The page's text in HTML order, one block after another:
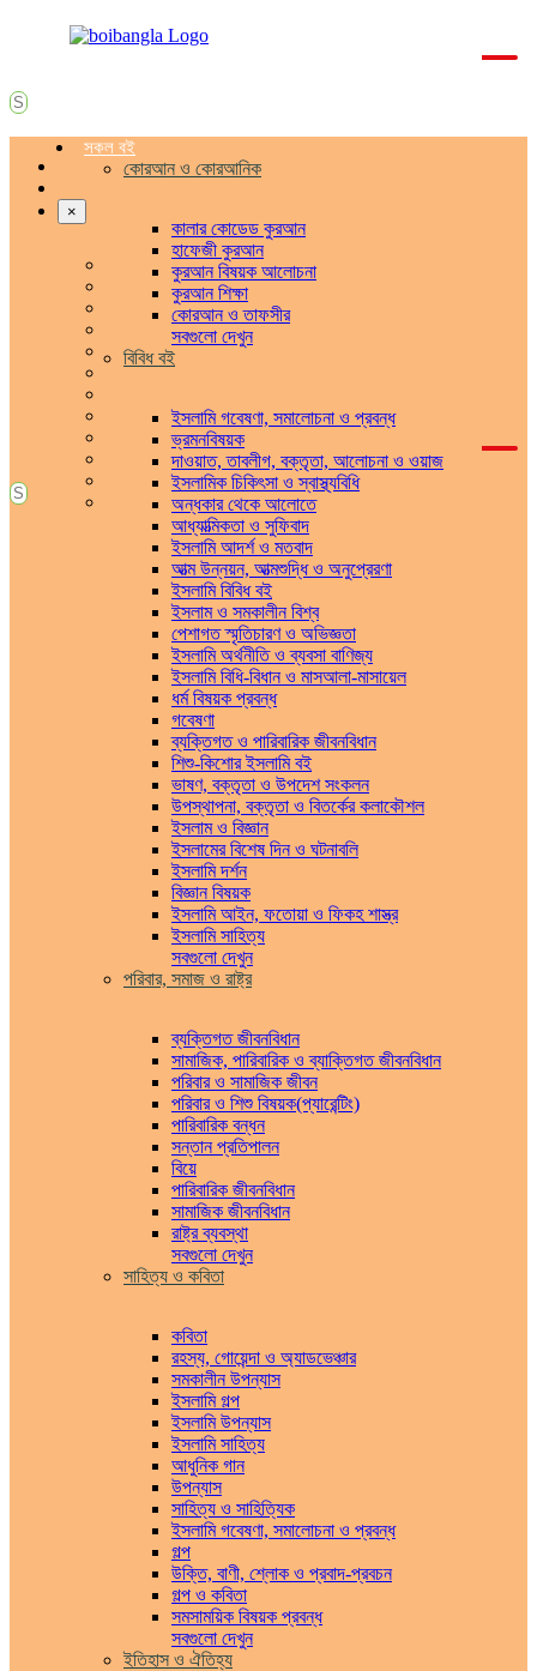
×
সকল বই
কোরআন ও কোরআনিক
কালার কোডেড কুরআন
হাফেজী কুরআন
কুরআন বিষয়ক আলোচনা
কুরআন শিক্ষা
কোরআন ও তাফসীর
সবগুলো দেখুন
বিবিধ বই
ইসলামি গবেষণা, সমালোচনা ও প্রবন্ধ
ভ্রমনবিষয়ক
দাওয়াত, তাবলীগ, বক্তৃতা, আলোচনা ও ওয়াজ
ইসলামিক চিকিৎসা ও স্বাস্থ্যবিধি
অন্ধকার থেকে আলোতে
আধ্যাত্মিকতা ও সুফিবাদ
ইসলামি আদর্শ ও মতবাদ
আত্ম উন্নয়ন, আত্মশুদ্ধি ও অনুপ্রেরণা
ইসলামি বিবিধ বই
ইসলাম ও সমকালীন বিশ্ব
পেশাগত স্মৃতিচারণ ও অভিজ্ঞতা
ইসলামি অর্থনীতি ও ব্যবসা বাণিজ্য
ইসলামি বিধি-বিধান ও মাসআলা-মাসায়েল
ধর্ম বিষয়ক প্রবন্ধ
গবেষণা
ব্যক্তিগত ও পারিবারিক জীবনবিধান
শিশু-কিশোর ইসলামি বই
ভাষণ, বক্তৃতা ও উপদেশ সংকলন
উপস্থাপনা, বক্তৃতা ও বিতর্কের কলাকৌশল
ইসলাম ও বিজ্ঞান
ইসলামের বিশেষ দিন ও ঘটনাবলি
ইসলামি দর্শন
বিজ্ঞান বিষয়ক
ইসলামি আইন, ফতোয়া ও ফিকহ শাস্ত্র
ইসলামি সাহিত্য
সবগুলো দেখুন
পরিবার, সমাজ ও রাষ্ট্র
ব্যক্তিগত জীবনবিধান
সামাজিক, পারিবারিক ও ব্যাক্তিগত জীবনবিধান
পরিবার ও সামাজিক জীবন
পরিবার ও শিশু বিষয়ক(প্যারেন্টিং)
পারিবারিক বন্ধন
সন্তান প্রতিপালন
বিয়ে
পারিবারিক জীবনবিধান
সামাজিক জীবনবিধান
রাষ্ট্র ব্যবস্থা
সবগুলো দেখুন
সাহিত্য ও কবিতা
কবিতা
রহস্য, গোয়েন্দা ও অ্যাডভেঞ্চার
সমকালীন উপন্যাস
ইসলামি গল্প
ইসলামি উপন্যাস
ইসলামি সাহিত্য
আধুনিক গান
উপন্যাস
সাহিত্য ও সাহিত্যিক
ইসলামি গবেষণা, সমালোচনা ও প্রবন্ধ
গল্প
উক্তি, বাণী, শ্লোক ও প্রবাদ-প্রবচন
গল্প ও কবিতা
সমসাময়িক বিষয়ক প্রবন্ধ
সবগুলো দেখুন
ইতিহাস ও ঐতিহ্য